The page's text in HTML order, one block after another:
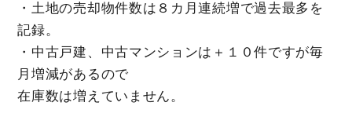
・土地の売却物件数は８カ月連続増で過去最多を
記録。
・中古戸建、中古マンションは＋１０件ですが毎
月増減があるので
在庫数は増えていません。